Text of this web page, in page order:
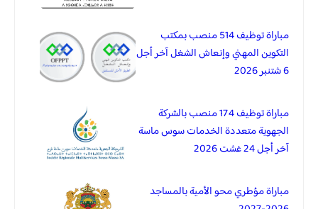
مباراة توظيف 514 منصب بمكتب
التكوين المهني وإنعاش الشغل آخر أجل
6 شتنبر 2026
مباراة توظيف 174 منصب بالشركة
الجهوية متعددة الخدمات سوس ماسة
آخر أجل 24 غشت 2026
مباراة مؤطري محو الأمية بالمساجد